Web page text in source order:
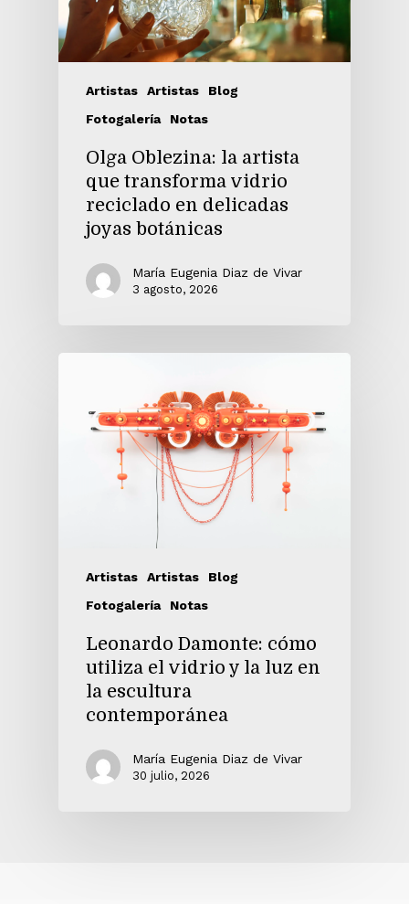
Artistas Artistas
Blog
Fotogalería
Notas
Olga Oblezina: la artista
que transforma vidrio
reciclado en delicadas
joyas botánicas
María Eugenia Diaz de Vivar
3 agosto, 2026
Artistas Artistas
Blog
Fotogalería
Notas
Leonardo Damonte: cómo
utiliza el vidrio y la luz en
la escultura
contemporánea
María Eugenia Diaz de Vivar
30 julio, 2026